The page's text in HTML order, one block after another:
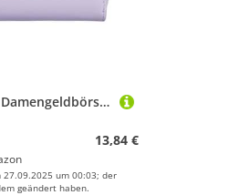
Fazvncv Kurze Damengeldbörse mit Kartenhalter, kleine Geldbörse, PU-Leder, Münze, Katzen, große Kapazität, Kleingeld für tägliche Katzen, kurz für Mädchen, kleine große Kapazität, Kleingeldtasche
13,84 €
um 00:03; der
geändert haben.